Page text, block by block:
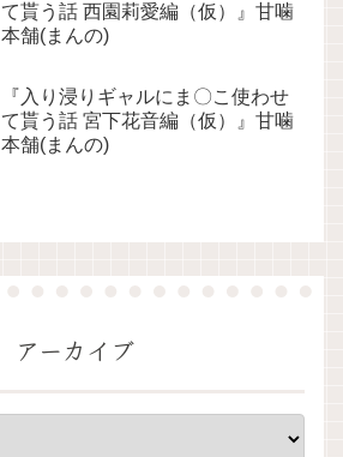
て貰う話 西園莉愛編（仮）』甘噛
本舗(まんの)
『入り浸りギャルにま〇こ使わせ
て貰う話 宮下花音編（仮）』甘噛
本舗(まんの)
アーカイブ